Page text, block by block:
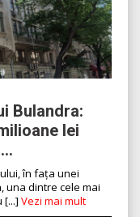
Bulandra:
lei
în fața unei
una dintre cele mai
[...] Vezi mai mult